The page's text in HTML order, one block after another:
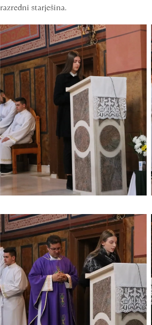
razredni starješina.